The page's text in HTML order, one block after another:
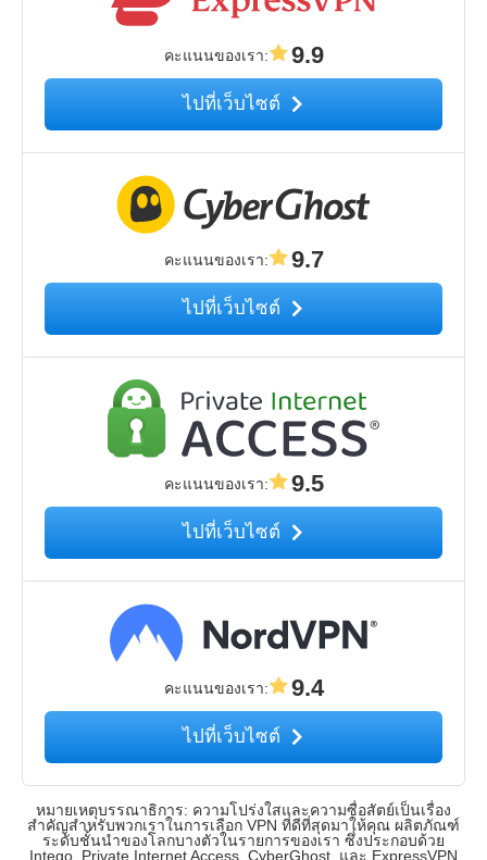
คะแนนของเรา: 9.9
ไปที่เว็บไซต์
คะแนนของเรา: 9.7
ไปที่เว็บไซต์
คะแนนของเรา: 9.5
ไปที่เว็บไซต์
คะแนนของเรา: 9.4
ไปที่เว็บไซต์
หมายเหตุบรรณาธิการ: ความโปร่งใสและความซื่อสัตย์เป็นเรื่อง
สำคัญสำหรับพวกเราในการเลือก VPN ที่ดีที่สุดมาให้คุณ ผลิตภัณฑ์
ระดับชั้นนำของโลกบางตัวในรายการของเรา ซึ่งประกอบด้วย
Intego, Private Internet Access, CyberGhost, และ ExpressVPN